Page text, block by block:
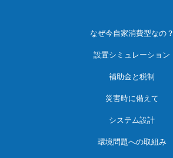
なぜ今自家消費型なの？
設置シミュレーション
補助金と税制
災害時に備えて
システム設計
環境問題への取組み